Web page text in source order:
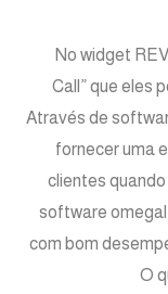
No widget
Call” que eles
Através de
fornecer uma
clientes
software
com bom
O